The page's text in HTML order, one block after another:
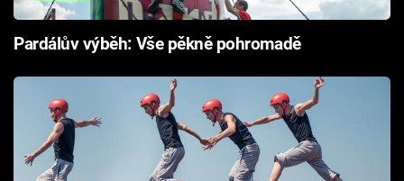
Pardálův výběh: Vše pěkně pohromadě